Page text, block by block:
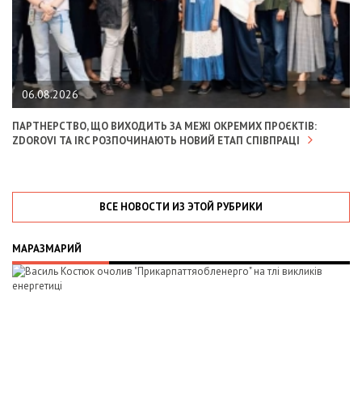
06.08.2026
ПАРТНЕРСТВО, ЩО ВИХОДИТЬ ЗА МЕЖІ ОКРЕМИХ ПРОЄКТІВ:
ZDOROVI ТА IRC РОЗПОЧИНАЮТЬ НОВИЙ ЕТАП СПІВПРАЦІ
ВСЕ НОВОСТИ ИЗ ЭТОЙ РУБРИКИ
МАРАЗМАРИЙ